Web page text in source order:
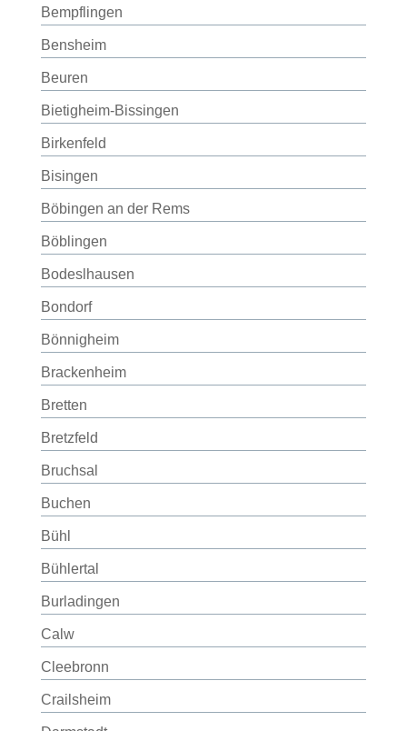
Bempflingen
Bensheim
Beuren
Bietigheim-Bissingen
Birkenfeld
Bisingen
Böbingen an der Rems
Böblingen
Bodeslhausen
Bondorf
Bönnigheim
Brackenheim
Bretten
Bretzfeld
Bruchsal
Buchen
Bühl
Bühlertal
Burladingen
Calw
Cleebronn
Crailsheim